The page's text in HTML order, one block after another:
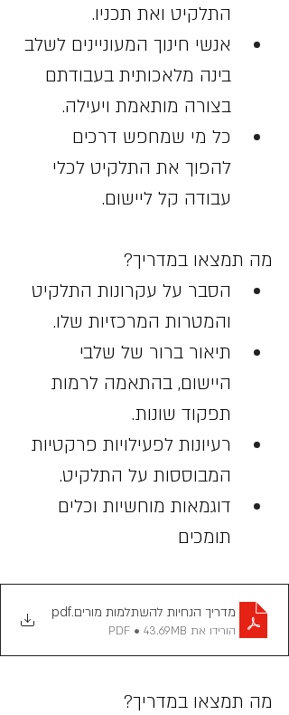
התלקיט ואת תכניו.
אנשי חינוך המעוניינים לשלב
בינה מלאכותית בעבודתם
בצורה מותאמת ויעילה.
כל מי שמחפש דרכים
להפוך את התלקיט לכלי
עבודה קל ליישום.
מה תמצאו במדריך?
הסבר על עקרונות התלקיט
והמטרות המרכזיות שלו.
תיאור ברור של שלבי
היישום, בהתאמה לרמות
תפקוד שונות.
רעיונות לפעילויות פרקטיות
המבוססות על התלקיט.
דוגמאות מוחשיות וכלים
תומכים
מדריך הנחיות להשתלמות מורים.pdf
הורידו את PDF • 43.69MB
מה תמצאו במדריך?